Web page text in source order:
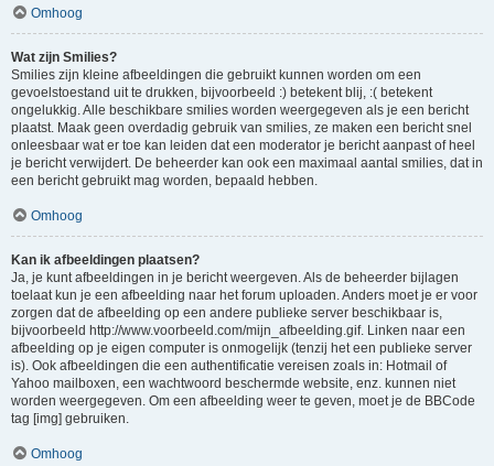
Omhoog
Wat zijn Smilies?
Smilies zijn kleine afbeeldingen die gebruikt kunnen worden om een
gevoelstoestand uit te drukken, bijvoorbeeld :) betekent blij, :( betekent
ongelukkig. Alle beschikbare smilies worden weergegeven als je een bericht
plaatst. Maak geen overdadig gebruik van smilies, ze maken een bericht snel
onleesbaar wat er toe kan leiden dat een moderator je bericht aanpast of heel
je bericht verwijdert. De beheerder kan ook een maximaal aantal smilies, dat in
een bericht gebruikt mag worden, bepaald hebben.
Omhoog
Kan ik afbeeldingen plaatsen?
Ja, je kunt afbeeldingen in je bericht weergeven. Als de beheerder bijlagen
toelaat kun je een afbeelding naar het forum uploaden. Anders moet je er voor
zorgen dat de afbeelding op een andere publieke server beschikbaar is,
bijvoorbeeld http://www.voorbeeld.com/mijn_afbeelding.gif. Linken naar een
afbeelding op je eigen computer is onmogelijk (tenzij het een publieke server
is). Ook afbeeldingen die een authentificatie vereisen zoals in: Hotmail of
Yahoo mailboxen, een wachtwoord beschermde website, enz. kunnen niet
worden weergegeven. Om een afbeelding weer te geven, moet je de BBCode
tag [img] gebruiken.
Omhoog